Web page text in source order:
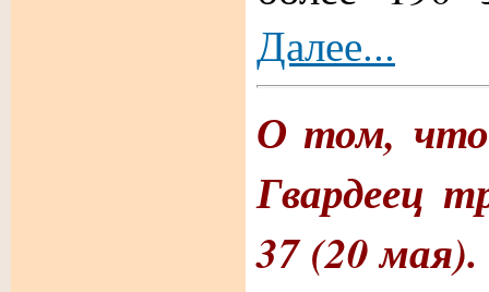
Далее...
О том, что
Гвардеец
37 (20